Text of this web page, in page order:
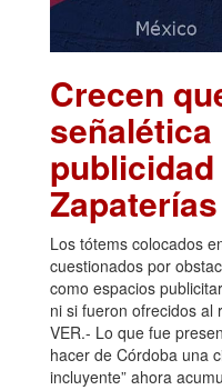
Crecen
Los tótems colocados
cuestionados por
como espacios
ni si fueron ofrecidos al
VER.- Lo que fue
hacer de Córdoba una
incluyente” ahora